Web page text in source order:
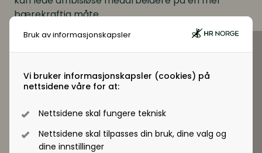
Bruk av informasjonskapsler
Vi bruker informasjonskapsler (cookies) på
nettsidene våre for at:
Nettsidene skal fungere teknisk
Nettsidene skal tilpasses din bruk, dine valg og
dine innstillinger
bærekraftig måte.
Innsikt i hvorfor mennesker reagerer ulikt på
stress, basert på nyere psykologisk forskning
Praktiske verktøy for å støtte høytpresterende
medarbeidere som står i fare for utbrenthet
Dypere selvinnsikt i eget reaksjonsmønster under
En personlig rapport om din stresspersona, samt
Jens holder foredraget sammen med Målfrid J.